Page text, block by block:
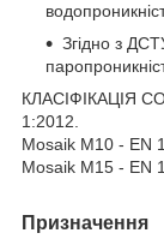
Згідно з
КЛАСІФІКАЦІЯ
1:2012.
Mosaik M10 - EN
Mosaik M15 - EN
Призначення